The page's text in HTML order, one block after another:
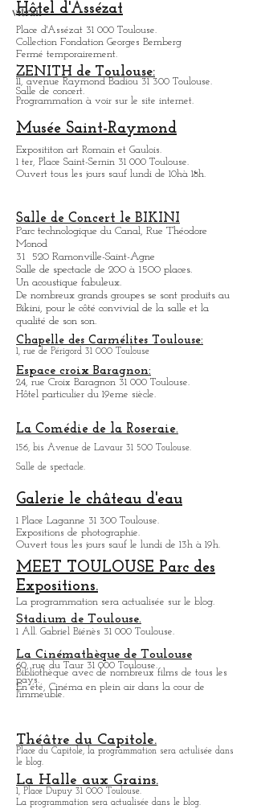
vitrail
Hôtel d'Assézat
Place d'Assézat 31 000 Toulouse.
Collection Fondation Georges Bemberg
Fermé temporairement.
ZENITH de Toulouse:
11, avenue Raymond Badiou 31 300 Toulouse.
Salle de concert.
Programmation à voir sur le site internet.
Musée Saint-Raymond
Exposititon art Romain et Gaulois.
1 ter, Place Saint-Sernin 31 000 Toulouse.
Ouvert tous les jours sauf lundi de 10hà 18h.
Salle de Concert le BIKINI
Parc technologique du Canal, Rue Théodore
Monod
31 520 Ramonville-Saint-Agne
Salle de spectacle de 200 à 1500 places.
Un acoustique fabuleux.
De nombreux grands groupes se sont produits au
Bikini, pour le côté convivial de la salle et la
qualité de son son.
Chapelle des Carmélites Toulouse:
1, rue de Périgord 31 000 Toulouse
Espace croix Baragnon:
24, rue Croix Baragnon 31 000 Toulouse.
Hôtel particulier du 19eme siècle.
La Comédie de la Roseraie.
156, bis Avenue de Lavaur 31 500 Toulouse.
Salle de spectacle.
Galerie le château d'eau
1 Place Laganne 31 300 Toulouse.
Expositions de photographie.
Ouvert tous les jours sauf le lundi de 13h à 19h.
MEET TOULOUSE Parc des
Expositions.
La programmation sera actualisée sur le blog.
Stadium de Toulouse.
1 All. Gabriel Biénès 31 000 Toulouse.
La Cinémathèque de Toulouse
60, rue du Taur 31 000 Toulouse.
Bibliothèque avec de nombreux films de tous les
pays.
En été, Cinéma en plein air dans la cour de
l'immeuble.
Théâtre du Capitole.
Place du Capitole, la programmation sera actulisée dans
le blog.
La Halle aux Grains.
1, Place Dupuy 31 000 Toulouse.
La programmation sera actualisée dans le blog.